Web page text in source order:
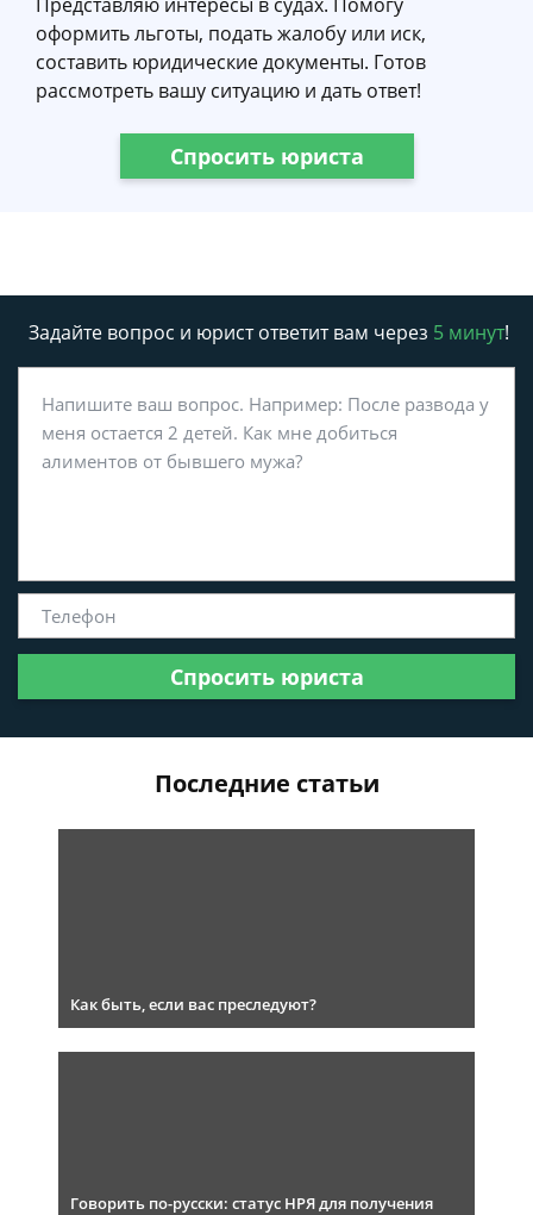
оформить льготы, подать жалобу или иск,
составить юридические документы. Готов
рассмотреть вашу ситуацию и дать ответ!
Спросить юриста
Задайте вопрос и юрист ответит вам через 5 минут!
Спросить юриста
Последние статьи
Как быть, если вас преследуют?
Говорить по-русски: статус НРЯ для получения